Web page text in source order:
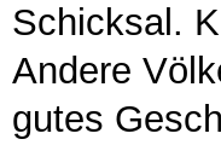
Schicksal.
Andere
gutes